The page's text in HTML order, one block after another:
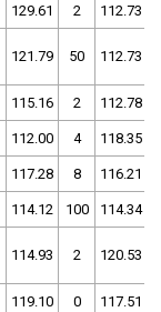
129.61 2 112.73
121.79 50 112.73
115.16 2 112.78
112.00 4 118.35
117.28 8 116.21
114.12 100 114.34
114.93 2 120.53
119.10 0 117.51